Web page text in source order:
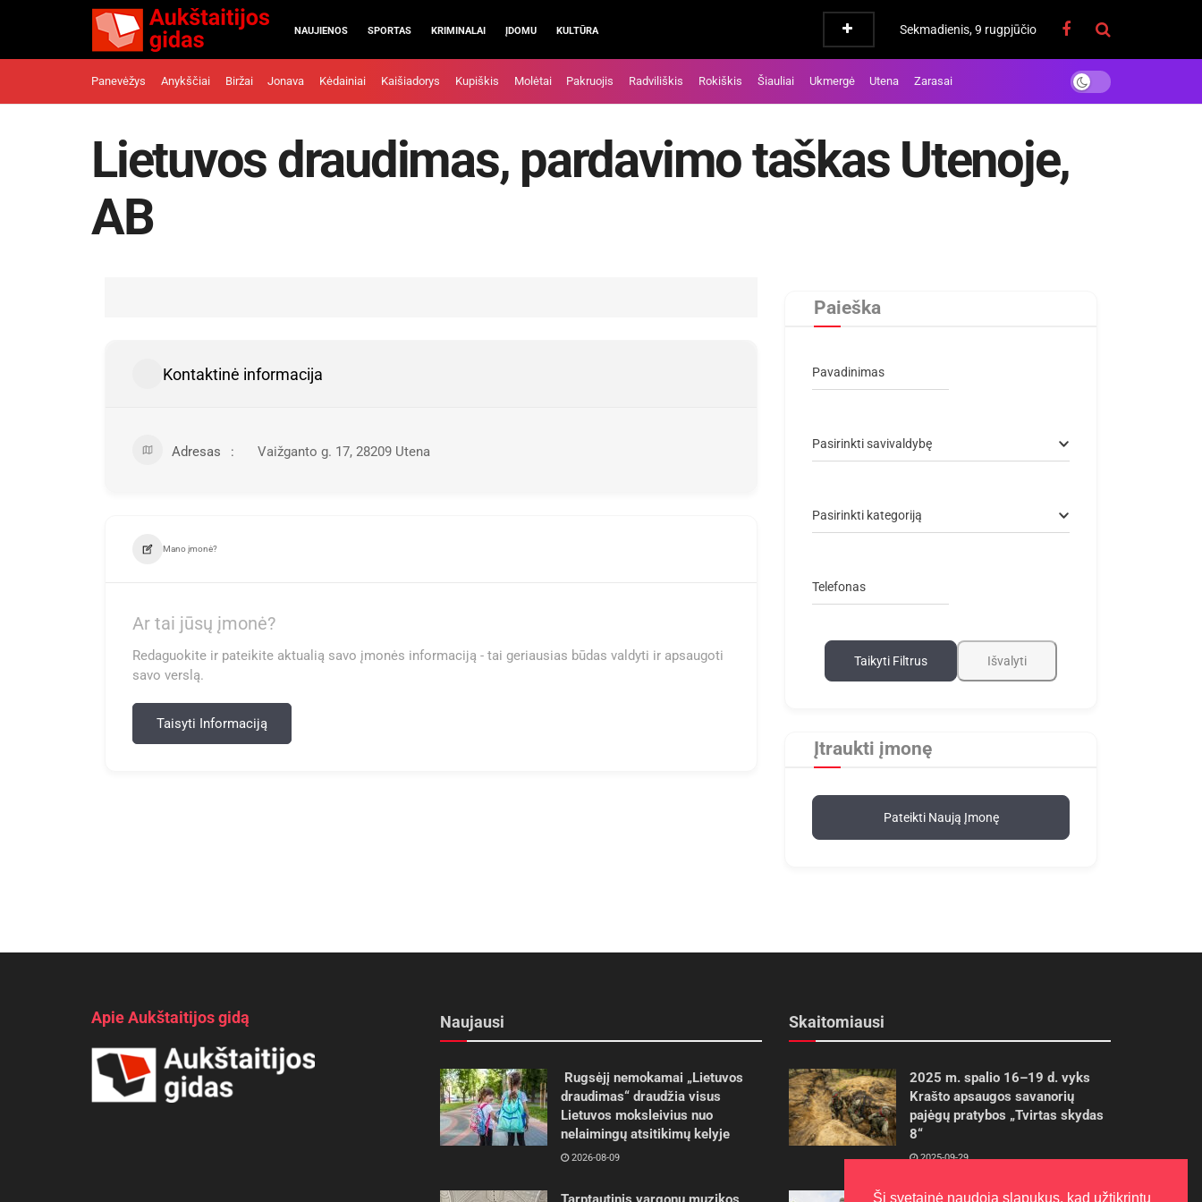
NAUJIENOS SPORTAS KRIMINALAI ĮDOMU KULTŪRA Sekmadienis, 9 rugpjūčio
Panevėžys Anykščiai Biržai Jonava Kėdainiai Kaišiadorys Kupiškis Molėtai Pakruojis Radviliškis Rokiškis Šiauliai Ukmergė Utena Zarasai
Lietuvos draudimas, pardavimo taškas Utenoje,
AB
Kontaktinė informacija
Adresas Vaižganto g. 17, 28209 Utena
Mano įmonė?
Ar tai jūsų įmonė?
Redaguokite ir pateikite aktualią savo įmonės informaciją - tai geriausias būdas valdyti ir apsaugoti
savo verslą.
Taisyti Informaciją
Paieška
Pavadinimas
Pasirinkti savivaldybę
Pasirinkti kategoriją
Telefonas
Taikyti Filtrus Išvalyti
Įtraukti įmonę
Pateikti Naują Įmonę
Apie Aukštaitijos gidą Naujausi
Rugsėjį nemokamai „Lietuvos
draudimas“ draudžia visus
Lietuvos moksleivius nuo
nelaimingų atsitikimų kelyje
2026-08-09
Skaitomiausi
2025 m. spalio 16–19 d. vyks
Krašto apsaugos savanorių
pajėgų pratybos „Tvirtas skydas
8“
2025-09-29
Ši svetainė naudoja slapukus, kad užtikrintų